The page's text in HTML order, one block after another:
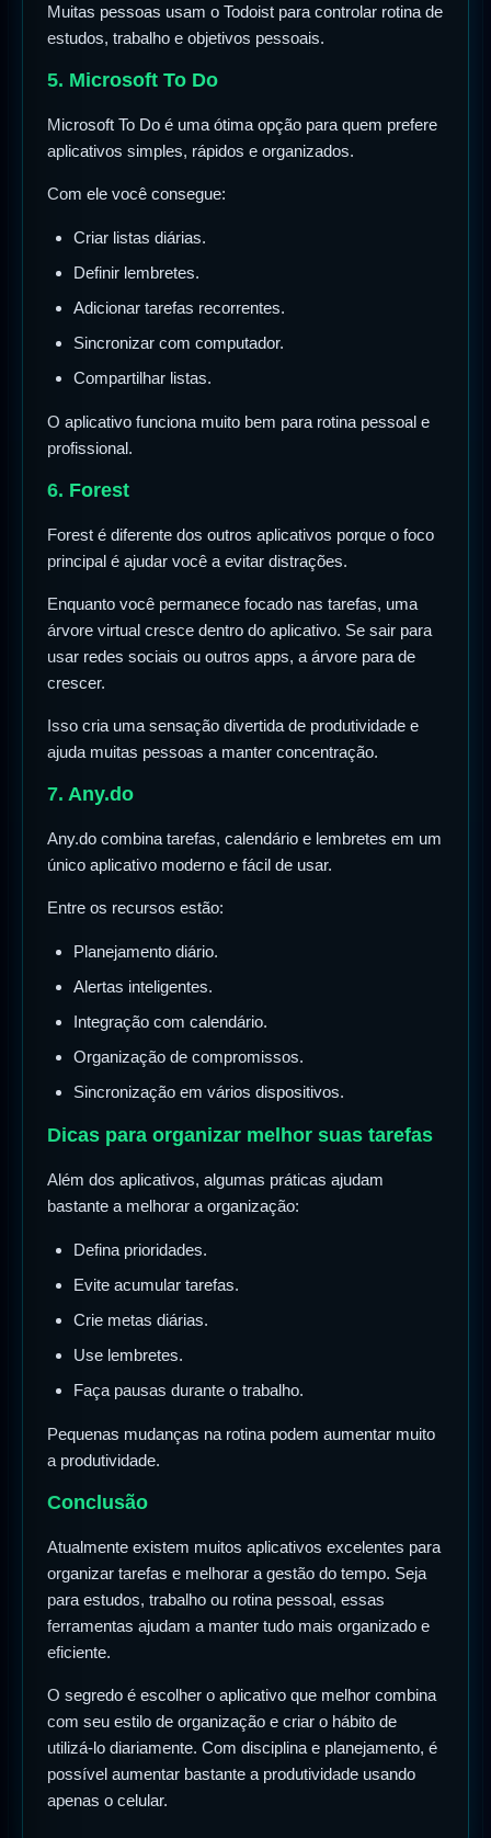
Muitas pessoas usam o Todoist para controlar rotina de
estudos, trabalho e objetivos pessoais.
5. Microsoft To Do
Microsoft To Do é uma ótima opção para quem prefere
aplicativos simples, rápidos e organizados.
Com ele você consegue:
Criar listas diárias.
Definir lembretes.
Adicionar tarefas recorrentes.
Sincronizar com computador.
Compartilhar listas.
O aplicativo funciona muito bem para rotina pessoal e
profissional.
6. Forest
Forest é diferente dos outros aplicativos porque o foco
principal é ajudar você a evitar distrações.
Enquanto você permanece focado nas tarefas, uma
árvore virtual cresce dentro do aplicativo. Se sair para
usar redes sociais ou outros apps, a árvore para de
crescer.
Isso cria uma sensação divertida de produtividade e
ajuda muitas pessoas a manter concentração.
7. Any.do
Any.do combina tarefas, calendário e lembretes em um
único aplicativo moderno e fácil de usar.
Entre os recursos estão:
Planejamento diário.
Alertas inteligentes.
Integração com calendário.
Organização de compromissos.
Sincronização em vários dispositivos.
Dicas para organizar melhor suas tarefas
Além dos aplicativos, algumas práticas ajudam
bastante a melhorar a organização:
Defina prioridades.
Evite acumular tarefas.
Crie metas diárias.
Use lembretes.
Faça pausas durante o trabalho.
Pequenas mudanças na rotina podem aumentar muito
a produtividade.
Conclusão
Atualmente existem muitos aplicativos excelentes para
organizar tarefas e melhorar a gestão do tempo. Seja
para estudos, trabalho ou rotina pessoal, essas
ferramentas ajudam a manter tudo mais organizado e
eficiente.
O segredo é escolher o aplicativo que melhor combina
com seu estilo de organização e criar o hábito de
utilizá-lo diariamente. Com disciplina e planejamento, é
possível aumentar bastante a produtividade usando
apenas o celular.